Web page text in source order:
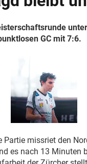
GC mit 7:6.
Partie missriet den
es nach 13 Minuten